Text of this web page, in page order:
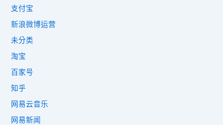
支付宝
新浪微博运营
未分类
淘宝
百家号
知乎
网易云音乐
网易新闻